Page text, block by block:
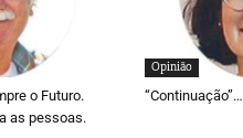
o Futuro.
as pessoas.
Opinião
“Continuação”…